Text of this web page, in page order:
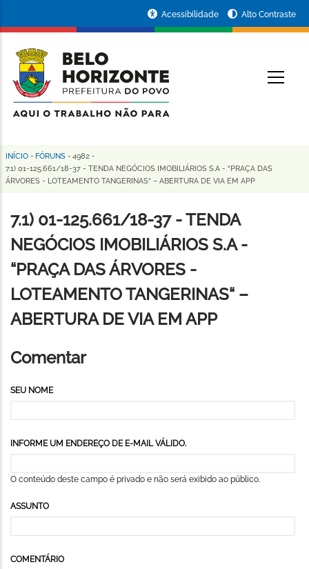
conteúdo
principal
da
Prefeitura
de
Horizonte
Acessibilidade Alto Contraste
Trilha
de
navegação
INÍCIO - FÓRUNS - 4982 -
7.1) 01-125.661/18-37 - TENDA NEGÓCIOS IMOBILIÁRIOS S.A - “PRAÇA DAS
ÁRVORES - LOTEAMENTO TANGERINAS“ – ABERTURA DE VIA EM APP
7.1) 01-125.661/18-37 - TENDA
NEGÓCIOS IMOBILIÁRIOS S.A -
“PRAÇA DAS ÁRVORES -
LOTEAMENTO TANGERINAS“ –
ABERTURA DE VIA EM APP
Comentar
SEU NOME
INFORME UM ENDEREÇO DE E-MAIL VÁLIDO.
O conteúdo deste campo é privado e não será exibido ao público.
ASSUNTO
COMENTÁRIO